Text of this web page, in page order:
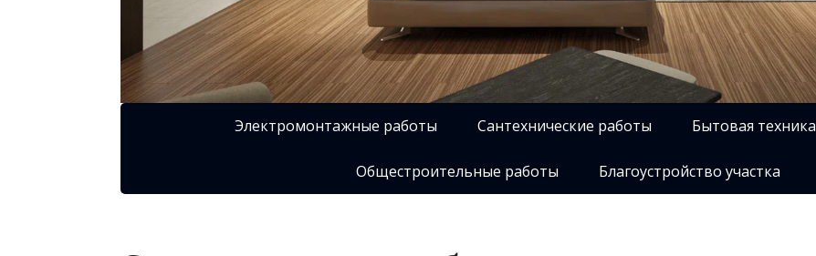
Электромонтажные работы Сантехнические работы Бытовая техника
Общестроительные работы Благоустройство участка